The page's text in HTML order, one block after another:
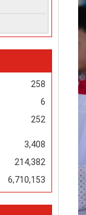
258
6
252
3,408
214,382
6,710,153